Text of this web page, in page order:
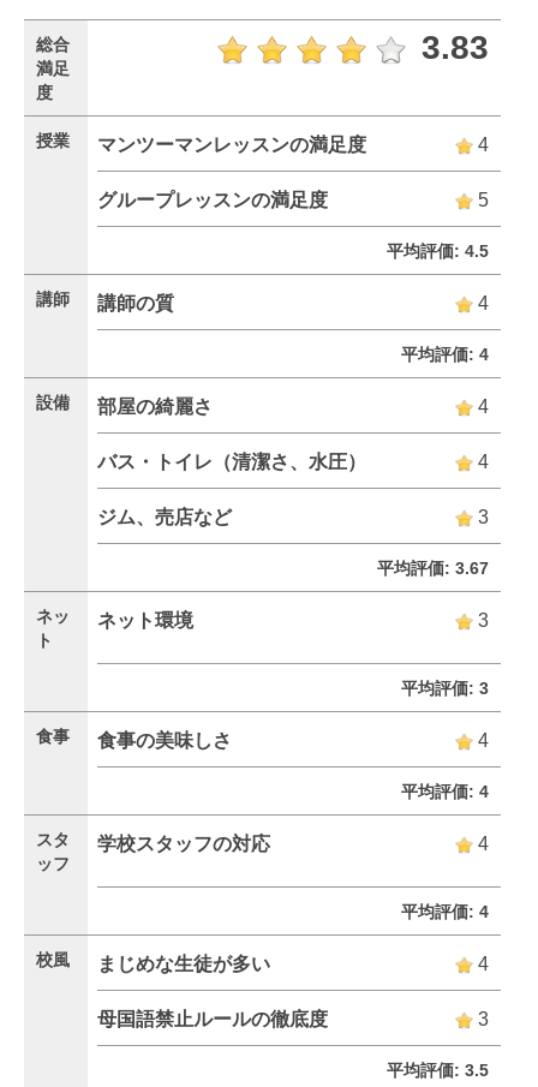
総合
満足
度
3.83
授業 マンツーマンレッスンの満足度 4
グループレッスンの満足度 5
平均評価: 4.5
講師 講師の質 4
平均評価: 4
設備 部屋の綺麗さ 4
バス・トイレ（清潔さ、水圧） 4
ジム、売店など 3
平均評価: 3.67
ネッ
ト
ネット環境 3
平均評価: 3
食事 食事の美味しさ 4
平均評価: 4
スタ
ッフ
学校スタッフの対応 4
平均評価: 4
校風 まじめな生徒が多い 4
母国語禁止ルールの徹底度 3
平均評価: 3.5